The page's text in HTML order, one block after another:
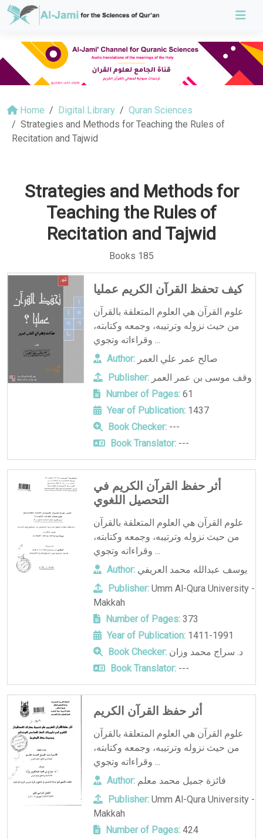
Home Digital Library
Quran Sciences
Strategies and Methods for Teaching the Rules of
Recitation and Tajwid
Strategies and Methods for
Teaching the Rules of
Recitation and Tajwid
Books 185
كيف تحفظ القرآن الكريم عمليا
علوم القرآن هي العلوم المتعلقة بالقرآن
من حيث نزوله وترتيبه، وجمعه وكتابته،
وقراءاته وتجوي ...
Author: صالح عمر علي العمر
Publisher: وقف موسى بن عمر العمر
Number of Pages:61
Year of Publication:1437
Book Checker:---
Book Translator:---
أثر حفظ القرآن الكريم في
التحصيل اللغوي
علوم القرآن هي العلوم المتعلقة بالقرآن
من حيث نزوله وترتيبه، وجمعه وكتابته،
وقراءاته وتجوي ...
Author: يوسف عبدالله محمد العريفي
Publisher: Umm Al-Qura University -
Makkah
Number of Pages:373
Year of Publication:1411-1991
Book Checker: د. سراج محمد وزان
Book Translator:---
أثر حفظ القرآن الكريم
علوم القرآن هي العلوم المتعلقة بالقرآن
من حيث نزوله وترتيبه، وجمعه وكتابته،
وقراءاته وتجوي ...
Author: فائزة جميل محمد معلم
Publisher: Umm Al-Qura University -
Makkah
Number of Pages:424